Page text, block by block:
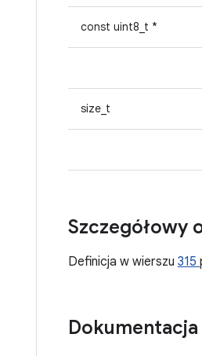
const uint8_t *
size_t
Szczegółowy
Definicja w wierszu 315